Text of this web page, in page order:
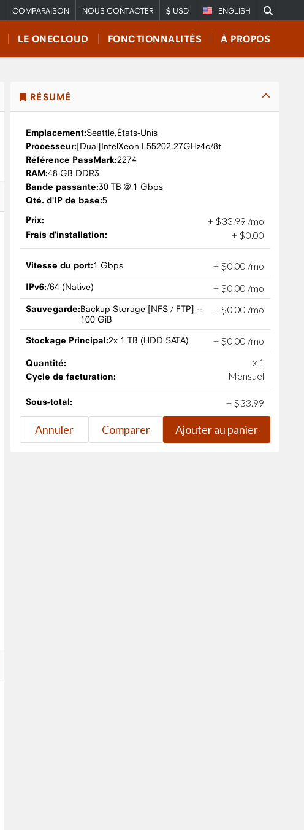
ENGLISH
COMPARAISON NOUS CONTACTER USD
LE ONECLOUD FONCTIONNALITÉS À PROPOS
RÉSUMÉ
Emplacement:Seattle,États-Unis
Processeur:
IntelXeon L55202.27GHz4c/8t
Référence PassMark:2274
RAM:48 GB DDR3
Bande passante:30 TB @ 1 Gbps
Qté. d'IP de base:5
Prix:
+ $33 99 /mo
Frais d'installation: + $0.00
Vitesse du port:1 Gbps + $0.00 /mo
IPv6:/64 (Native) + $0.00 /mo
Sauvegarde:Backup Storage [NFS / FTP] --
100 GiB
+ $0.00 /mo
Stockage Principal:2x 1 TB (HDD SATA) + $0.00 /mo
Quantité: x 1
Cycle de facturation: Mensuel
Sous-total: + $33.99